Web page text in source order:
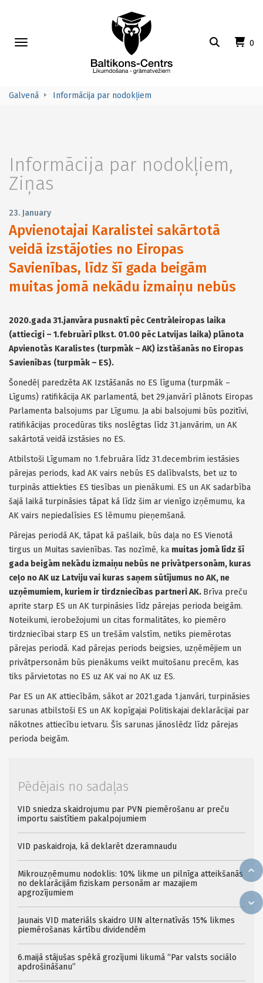
0
Toggle
Galvenā Informācija par nodokļiem
Informācija par nodokļiem,
Ziņas
23. January
Apvienotajai Karalistei sakārtotā
veidā izstājoties no Eiropas
Savienības, līdz šī gada beigām
muitas jomā nekādu izmaiņu nebūs
2020.gada 31.janvāra pusnaktī pēc Centrāleiropas laika
(attiecīgi – 1.februārī plkst. 01.00 pēc Latvijas laika) plānota
Apvienotās Karalistes (turpmāk – AK) izstāšanās no Eiropas
Savienības (turpmāk – ES).
Šonedēļ paredzēta AK Izstāšanās no ES līguma (turpmāk –
Līgums) ratifikācija AK parlamentā, bet 29.janvārī plānots Eiropas
Parlamenta balsojums par Līgumu. Ja abi balsojumi būs pozitīvi,
ratifikācijas procedūras tiks noslēgtas līdz 31.janvārim, un AK
sakārtotā veidā izstāsies no ES.
Atbilstoši Līgumam no 1.februāra līdz 31.decembrim iestāsies
pārejas periods, kad AK vairs nebūs ES dalībvalsts, bet uz to
turpinās attiekties ES tiesības un pienākumi. ES un AK sadarbība
šajā laikā turpināsies tāpat kā līdz šim ar vienīgo izņēmumu, ka
AK vairs nepiedalīsies ES lēmumu pieņemšanā.
Pārejas periodā AK, tāpat kā pašlaik, būs daļa no ES Vienotā
tirgus un Muitas savienības. Tas nozīmē, ka muitas jomā līdz šī
gada beigām nekādu izmaiņu nebūs ne privātpersonām, kuras
ceļo no AK uz Latviju vai kuras saņem sūtījumus no AK, ne
uzņēmumiem, kuriem ir tirdzniecības partneri AK. Brīva preču
aprite starp ES un AK turpināsies līdz pārejas perioda beigām.
Noteikumi, ierobežojumi un citas formalitātes, ko piemēro
tirdzniecībai starp ES un trešām valstīm, netiks piemērotas
pārejas periodā. Kad pārejas periods beigsies, uzņēmējiem un
privātpersonām būs pienākums veikt muitošanu precēm, kas
tiks pārvietotas no ES uz AK vai no AK uz ES.
Par ES un AK attiecībām, sākot ar 2021.gada 1.janvāri, turpināsies
sarunas atbilstoši ES un AK kopīgajai Politiskajai deklarācijai par
nākotnes attiecību ietvaru. Šīs sarunas jānoslēdz līdz pārejas
perioda beigām.
Pēdējais no sadaļas
VID sniedza skaidrojumu par PVN piemērošanu ar preču
importu saistītiem pakalpojumiem
VID paskaidroja, kā deklarēt dzeramnaudu
Mikrouzņēmumu nodoklis: 10% likme un pilnīga atteikšanās
no deklarācijām fiziskam personām ar mazajiem
apgrozījumiem
Jaunais VID materiāls skaidro UIN alternatīvās 15% likmes
piemērošanas kārtību dividendēm
6.maijā stājušas spēkā grozījumi likumā “Par valsts sociālo
apdrošināšanu”